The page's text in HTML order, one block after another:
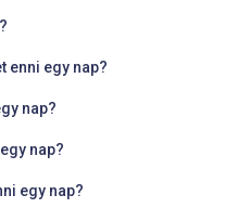
enni egy nap?
nap?
nap?
egy nap?